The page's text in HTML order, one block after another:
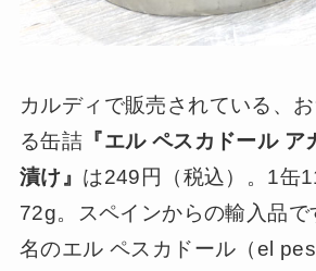
カルディで販売されている、
る缶詰 『エル ペスカドール
漬け』 は249円（税込）。1缶
72g。スペインからの輸入品で
名のエル ペスカドール（el